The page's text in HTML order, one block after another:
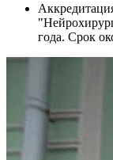
года. Срок